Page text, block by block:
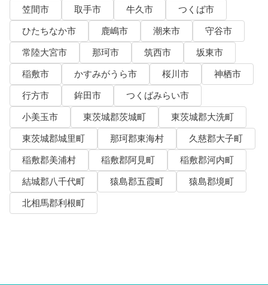
笠間市
取手市 牛久市
つくば市
ひたちなか市
鹿嶋市 潮来市
守谷市
常陸大宮市
那珂市 筑西市
坂東市
稲敷市
かすみがうら市 桜川市
神栖市
行方市
鉾田市
つくばみらい市
小美玉市
東茨城郡茨城町
東茨城郡大洗町
東茨城郡城里町
那珂郡東海村
久慈郡大子町
稲敷郡美浦村
稲敷郡阿見町
稲敷郡河内町
結城郡八千代町
猿島郡五霞町
猿島郡境町
北相馬郡利根町